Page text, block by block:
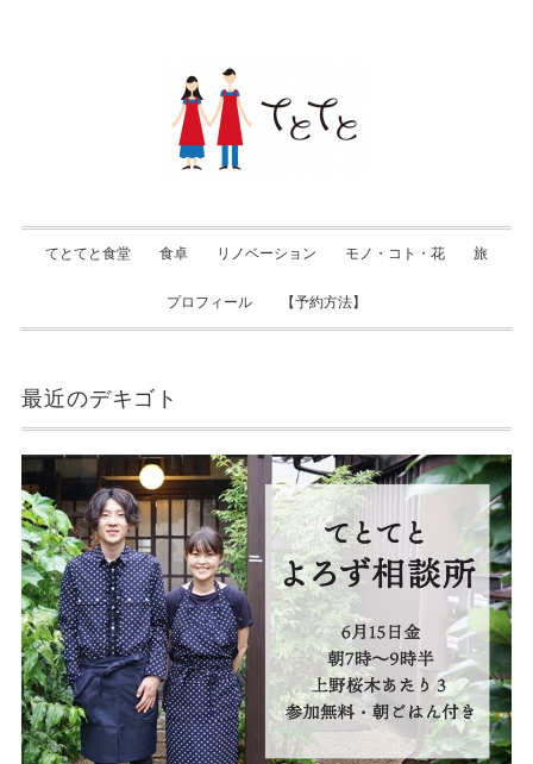
てとてと食堂 食卓 リノベーション モノ・コト・花 旅
プロフィール 【予約方法】
最近のデキゴト